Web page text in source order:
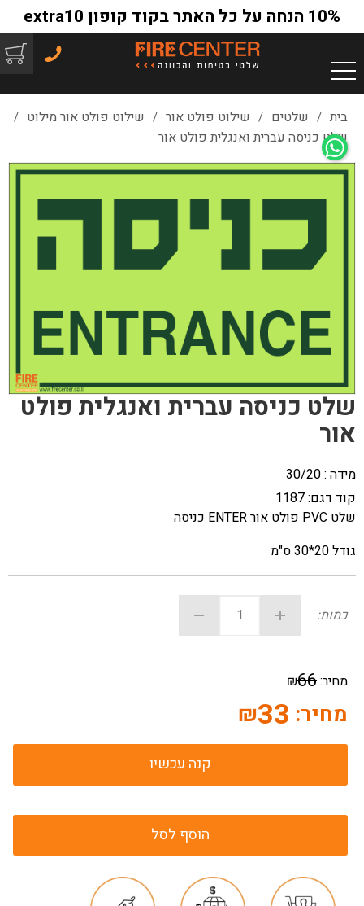
10% הנחה על כל האתר בקוד קופון extra10
בית / שלטים / שילוט פולט אור / שילוט פולט אור מילוט /
שלט כניסה עברית ואנגלית פולט אור
שלט כניסה עברית ואנגלית פולט
אור
מידה : 30/20
קוד דגם:1187
שלט PVC פולט אור ENTER כניסה
גודל 20*30 ס"מ
כמות:
מחיר:66
₪
מחיר: 33
₪
קנה עכשיו
הוסף לסל